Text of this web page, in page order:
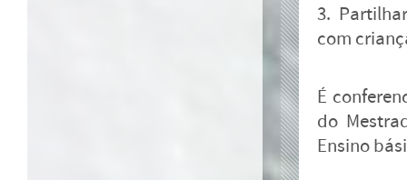
3.
com
É
do
Ensino